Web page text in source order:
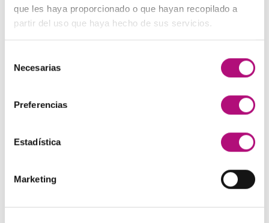
que les haya proporcionado o que hayan recopilado a
partir del uso que haya hecho de sus servicios.
Necesarias
Preferencias
Estadística
Marketing
era:
32,99€.
es:
28,50€.
Maquíllate
11,99€ El
8,50€El(IVA incluido)
MEJOR VALORADOS
Pendientes Negro